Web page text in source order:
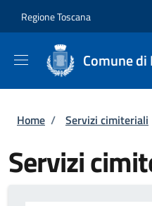
Regione Toscana
Comune
Briciole di pane
Home / Servizi cimiteriali
Servizi